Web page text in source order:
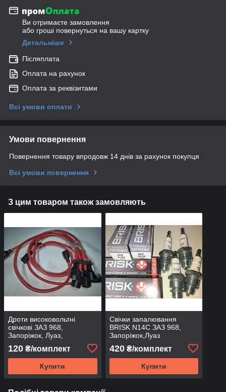
Ви отримаєте замовлення
або гроші повернуться на вашу картку
Детальніше
Післяплата
Оплата на рахунок
Оплата за реквізитами
Всі умови оплати
Умови повернення
Повернення товару впродовж 14 днів за рахунок покупця
Всі умови повернення
З цим товаром також замовляють
Дроти високовольтні
свічкові ЗАЗ 968,
Запоріжок, Луаз,
Подольск
120 ₴/комплект
Купити
Свічки запалювання
BRISK N14С ЗАЗ 968,
Запоріжок,Луаз
420₴/комплект
Купити